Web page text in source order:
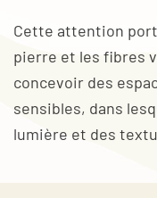
Cette attention
pierre et les fibres
concevoir des
sensibles, dans
lumière et des